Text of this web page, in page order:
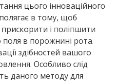
цього інноваційного
в тому, щоб
і поліпшити
поля в порожнині рота.
здібностей вашого
Особливо слід
даного методу для